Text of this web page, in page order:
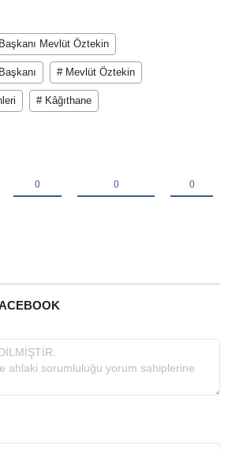
Mevlüt Öztekin
# Mevlüt Öztekin
# Kâğıthane